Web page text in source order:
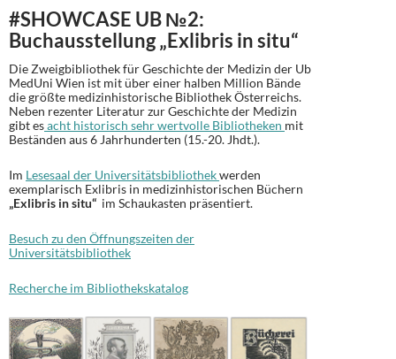
#SHOWCASE UB №2:
Buchausstellung „Exlibris in situ“
Die Zweigbibliothek für Geschichte der Medizin der Ub
MedUni Wien ist mit über einer halben Million Bände
die größte medizinhistorische Bibliothek Österreichs.
Neben rezenter Literatur zur Geschichte der Medizin
gibt esacht historisch sehr wertvolle Bibliotheken mit
Beständen aus 6 Jahrhunderten (15.-20. Jhdt.).
Im Lesesaal der Universitätsbibliothekwerden
exemplarisch Exlibris in medizinhistorischen Büchern
„Exlibris in situ“ im Schaukasten präsentiert.
Besuch zu den Öffnungszeiten der
Universitätsbibliothek
Recherche im Bibliothekskatalog